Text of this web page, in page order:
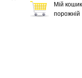
Мій кошик
порожній